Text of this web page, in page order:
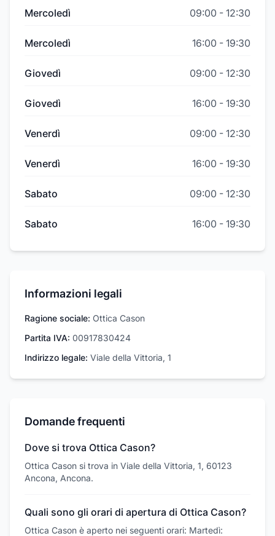
Mercoledì 09:00 - 12:30
Mercoledì 16:00 - 19:30
Giovedì 09:00 - 12:30
Giovedì 16:00 - 19:30
Venerdì 09:00 - 12:30
Venerdì 16:00 - 19:30
Sabato 09:00 - 12:30
Sabato 16:00 - 19:30
Informazioni legali
Ragione sociale: Ottica Cason
Partita IVA: 00917830424
Indirizzo legale: Viale della Vittoria, 1
Domande frequenti
Dove si trova Ottica Cason?
Ottica Cason si trova in Viale della Vittoria, 1, 60123
Ancona, Ancona.
Quali sono gli orari di apertura di Ottica Cason?
Ottica Cason è aperto nei seguenti orari: Martedì: